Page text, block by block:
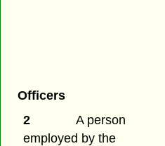
Officers
2
A person
employed by the